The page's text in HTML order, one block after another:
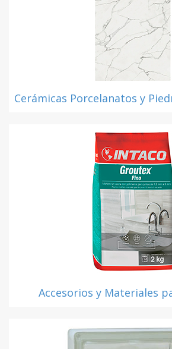
Cerámicas Porcelanatos y
Accesorios y Materiales